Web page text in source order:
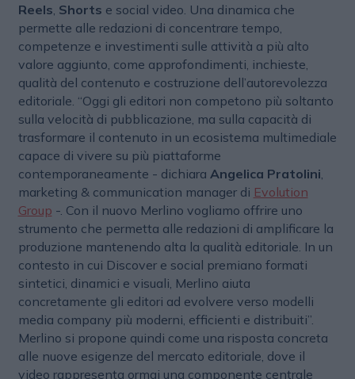
Reels Shorts e social video. Una dinamica che
permette alle redazioni di concentrare tempo,
competenze e investimenti sulle attività a più alto
valore aggiunto, come approfondimenti, inchieste,
qualità del contenuto e costruzione dell’autorevolezza
editoriale. “Oggi gli editori non competono più soltanto
sulla velocità di pubblicazione, ma sulla capacità di
trasformare il contenuto in un ecosistema multimediale
capace di vivere su più piattaforme
contemporaneamente - dichiara Angelica Pratolini
marketing & communication manager di Evolution
Group -. Con il nuovo Merlino vogliamo offrire uno
strumento che permetta alle redazioni di amplificare la
produzione mantenendo alta la qualità editoriale. In un
contesto in cui Discover e social premiano formati
sintetici, dinamici e visuali, Merlino aiuta
concretamente gli editori ad evolvere verso modelli
media company più moderni, efficienti e distribuiti”.
Merlino si propone quindi come una risposta concreta
alle nuove esigenze del mercato editoriale, dove il
video rappresenta ormai una componente centrale